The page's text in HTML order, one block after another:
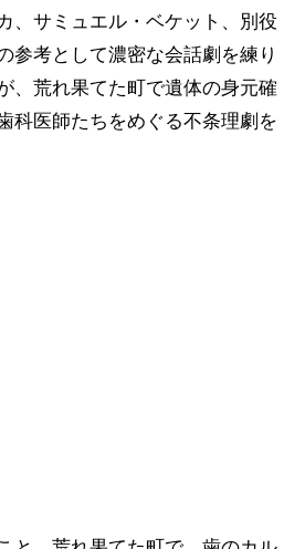
、サミュエル・ベケット、別役
参考として濃密な会話劇を練り
、荒れ果てた町で遺体の身元確
科医師たちをめぐる不条理劇を